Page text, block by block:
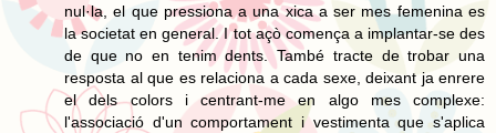
nul·la, el que pressiona a una xica a ser mes femenina es
la societat en general. I tot açò comença a implantar-se des
de que no en tenim dents. També tracte de trobar una
resposta al que es relaciona a cada sexe, deixant ja enrere
el dels colors i centrant-me en algo mes complexe:
l'associació d'un comportament i vestimenta que s'aplica